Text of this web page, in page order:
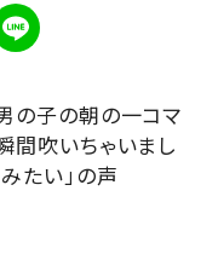
の子の朝の一コマ
吹いちゃいまし
たい」の声